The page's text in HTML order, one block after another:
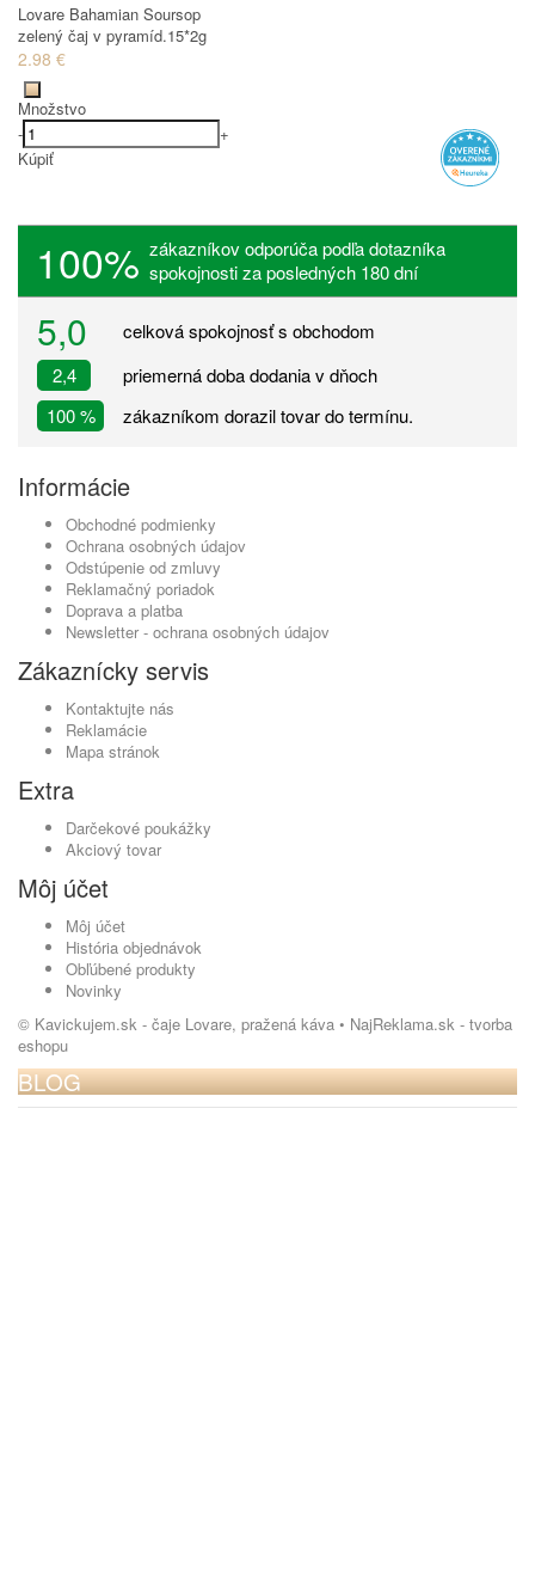
Lovare Bahamian Soursop
zelený čaj v pyramíd.15*2g
2.98 €
Množstvo
-
+
Kúpiť
100% zákazníkov odporúča podľa dotazníka
spokojnosti za posledných 180 dní
5,0
celková spokojnosť s obchodom
2,4
priemerná doba dodania v dňoch
100 %
zákazníkom dorazil tovar do termínu.
Informácie
Obchodné podmienky
Ochrana osobných údajov
Odstúpenie od zmluvy
Reklamačný poriadok
Doprava a platba
Newsletter - ochrana osobných údajov
Zákaznícky servis
Kontaktujte nás
Reklamácie
Mapa stránok
Extra
Darčekové poukážky
Akciový tovar
Môj účet
Môj účet
História objednávok
Obľúbené produkty
Novinky
© Kavickujem.sk - čaje Lovare, pražená káva • NajReklama.sk - tvorba
eshopu
BLOG